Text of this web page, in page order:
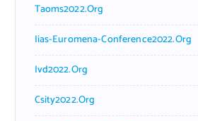
Taoms2022.org
Iias-Euromena-Conference2022.org
Ivd2022.org
Csity2022.org